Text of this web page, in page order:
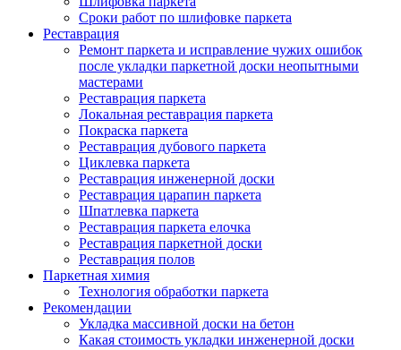
Сроки работ по шлифовке паркета
Реставрация
Ремонт паркета и исправление чужих ошибок
после укладки паркетной доски неопытными
мастерами
Реставрация паркета
Локальная реставрация паркета
Покраска паркета
Реставрация дубового паркета
Циклевка паркета
Реставрация инженерной доски
Реставрация царапин паркета
Шпатлевка паркета
Реставрация паркета елочка
Реставрация паркетной доски
Реставрация полов
Паркетная химия
Технология обработки паркета
Рекомендации
Укладка массивной доски на бетон
Какая стоимость укладки инженерной доски